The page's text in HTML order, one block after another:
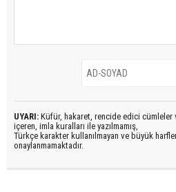
UYARI: Küfür, hakaret, rencide edici cümleler
içeren, imla kuralları ile yazılmamış,
Türkçe karakter kullanılmayan ve büyük
onaylanmamaktadır.